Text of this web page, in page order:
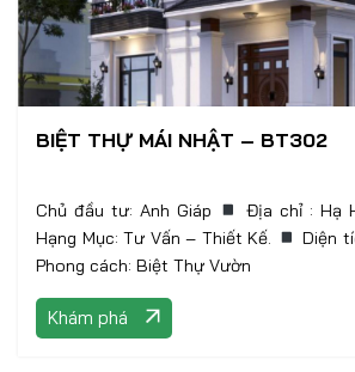
BIỆT THỰ MÁI NHẬT – BT302
Chủ đầu tư: Anh Giáp
Địa chỉ : Hạ
Hạng Mục: Tư Vấn – Thiết Kế.
Diện
Phong cách: Biệt Thự Vườn
Khám phá